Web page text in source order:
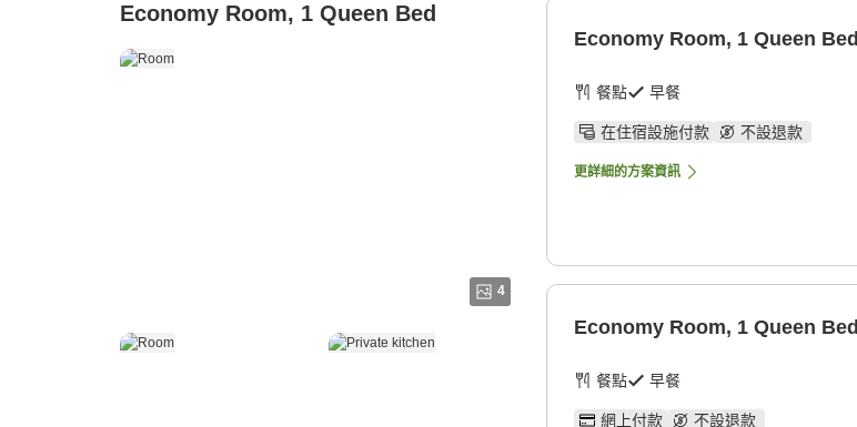
Economy Room, 1 Queen Bed
4
Economy Room, 1 Queen Bed
餐點 早餐
在住宿設施付款 不設退款
更詳細的方案資訊
Economy Room, 1 Queen Bed
餐點 早餐
網上付款 不設退款